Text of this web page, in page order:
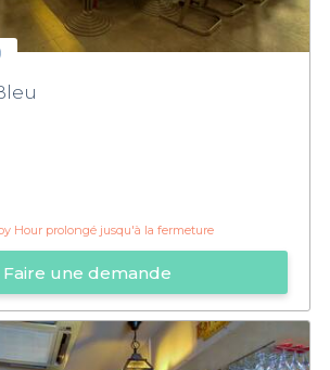
Hour prolongé jusqu'à la fermeture
Faire une demande